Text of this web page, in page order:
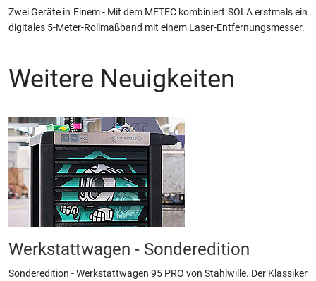
Zwei Geräte in Einem - Mit dem METEC kombiniert SOLA erstmals ein
digitales 5-Meter-Rollmaßband mit einem Laser-Entfernungsmesser.
Weitere Neuigkeiten
Werkstattwagen - Sonderedition
Sonderedition - Werkstattwagen 95 PRO von Stahlwille. Der Klassiker